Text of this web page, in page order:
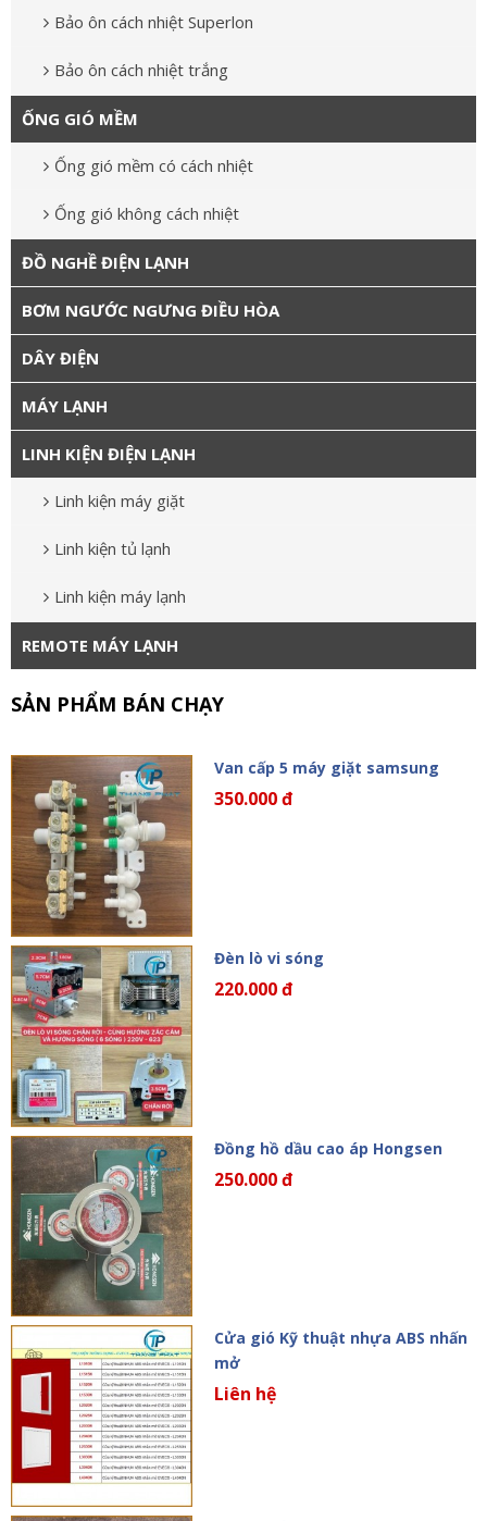
Bảo ôn cách nhiệt Superlon
Bảo ôn cách nhiệt trắng
ỐNG GIÓ MỀM
Ống gió mềm có cách nhiệt
Ống gió không cách nhiệt
ĐỒ NGHỀ ĐIỆN LẠNH
BƠM NGƯỚC NGƯNG ĐIỀU HÒA
DÂY ĐIỆN
MÁY LẠNH
LINH KIỆN ĐIỆN LẠNH
Linh kiện máy giặt
Linh kiện tủ lạnh
Linh kiện máy lạnh
REMOTE MÁY LẠNH
SẢN PHẨM BÁN CHẠY
Van cấp 5 máy giặt samsung
350.000 đ
Đèn lò vi sóng
220.000 đ
Đồng hồ dầu cao áp Hongsen
250.000 đ
Cửa gió Kỹ thuật nhựa ABS nhấn
mở
Liên hệ